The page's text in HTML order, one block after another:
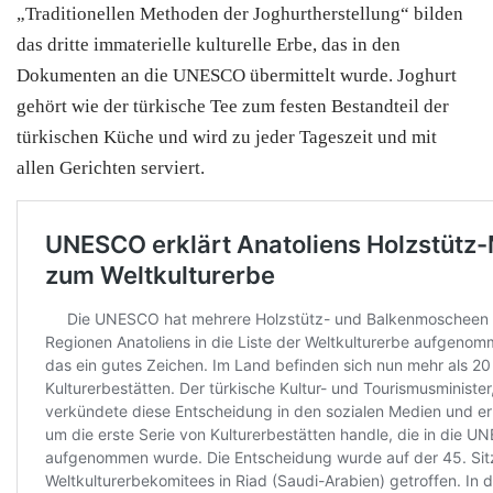
„Traditionellen Methoden der Joghurtherstellung“ bilden
das dritte immaterielle kulturelle Erbe, das in den
Dokumenten an die UNESCO übermittelt wurde. Joghurt
gehört wie der türkische Tee zum festen Bestandteil der
türkischen Küche und wird zu jeder Tageszeit und mit
allen Gerichten serviert.